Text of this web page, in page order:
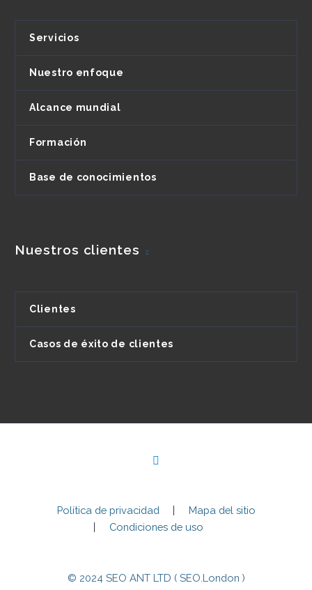
Servicios
Nuestro enfoque
Alcance mundial
Formación
Base de conocimientos
Nuestros clientes
Clientes
Casos de éxito de clientes
Política de privacidad
Mapa del sitio
Condiciones de uso
© 2024 SEO ANT LTD ( SEO.London )